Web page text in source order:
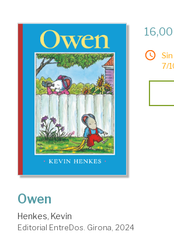
16,00
7/
Owen
Henkes, Kevin
Editorial EntreDos. Girona, 2024